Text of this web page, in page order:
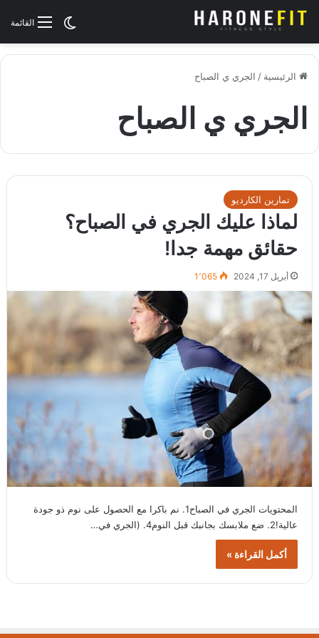
القائمةالوضع
الرئيسية / الجري ي الصباح
الجري ي الصباح
تمارين الكارديو
لماذا عليك الجري في الصباح؟
حقائق مهمة جدا!
أبريل 17, 2024 1٬065
المحتويات الجري في الصباح1. نم باكرا مع الحصول على نوم ذو جودة
عالية!2. ضع ملابسك بجانبك قبل النوم4. (الجري في…
أكمل القراءة »